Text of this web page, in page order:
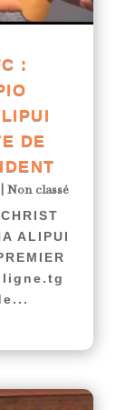
:
DE
Non classé
ALIPUI